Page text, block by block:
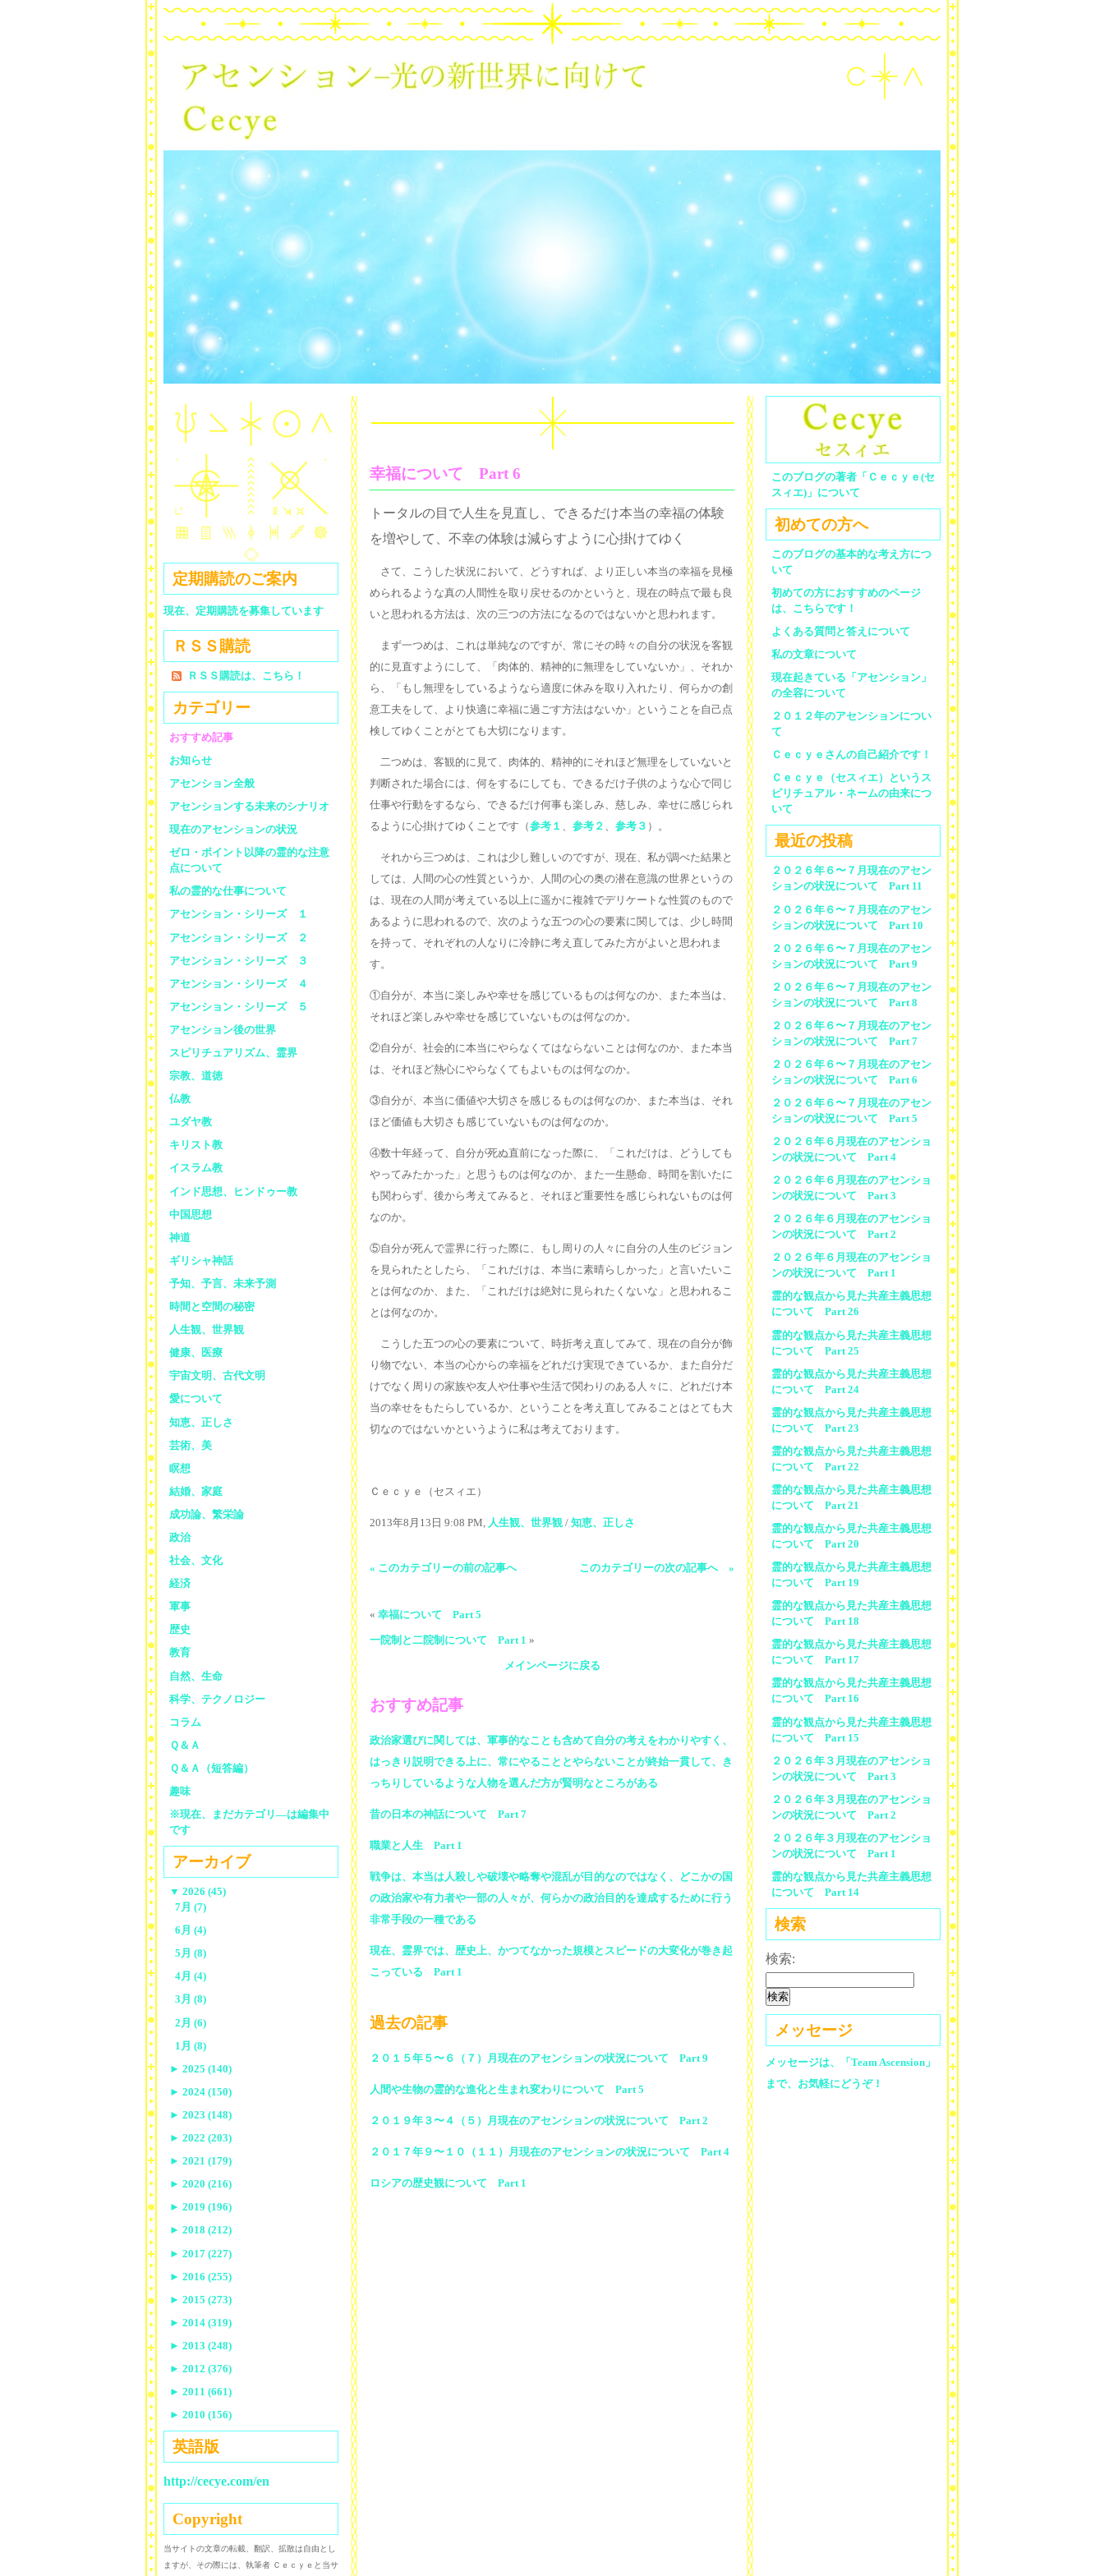
幸福について Part 6
トータルの目で人生を見直し、できるだけ本当の幸福の体験
を増やして、不幸の体験は減らすように心掛けてゆく
さて、こうした状況において、どうすれば、より正しい本当の幸福を見極
められるような真の人間性を取り戻せるのかというと、現在の時点で最も良
いと思われる方法は、次の三つの方法になるのではないかと思われます。
まず一つめは、これは単純なのですが、常にその時々の自分の状況を客観
的に見直すようにして、「肉体的、精神的に無理をしていないか」、それか
ら、「もし無理をしているようなら適度に休みを取り入れたり、何らかの創
意工夫をして、より快適に幸福に過ごす方法はないか」ということを自己点
検してゆくことがとても大切になります。
二つめは、客観的に見て、肉体的、精神的にそれほど無理をしていないと
判断された場合には、何をするにしても、できるだけ子供のような心で同じ
仕事や行動をするなら、できるだけ何事も楽しみ、慈しみ、幸せに感じられ
るように心掛けてゆくことです（参考１ 参考２ 参考３ ）。
それから三つめは、これは少し難しいのですが、現在、私が調べた結果と
しては、人間の心の性質というか、人間の心の奥の潜在意識の世界というの
は、現在の人間が考えている以上に遥かに複雑でデリケートな性質のもので
あるように思われるので、次のような五つの心の要素に関しては、少し時間
を持って、それぞれの人なりに冷静に考え直してみた方がよいと思われま
す。
①自分が、本当に楽しみや幸せを感じているものは何なのか、また本当は、
それほど楽しみや幸せを感じていないものは何なのか。
②自分が、社会的に本当にやらなくてはならないことは何なのか、また本当
は、それほど熱心にやらなくてもよいものは何なのか。
③自分が、本当に価値や大切さを感じるものは何なのか、また本当は、それ
ほど価値も大切さも感じていないものは何なのか。
④数十年経って、自分が死ぬ直前になった際に、「これだけは、どうしても
やってみたかった」と思うものは何なのか、また一生懸命、時間を割いたに
も関わらず、後から考えてみると、それほど重要性を感じられないものは何
なのか。
⑤自分が死んで霊界に行った際に、もし周りの人々に自分の人生のビジョン
を見られたとしたら、「これだけは、本当に素晴らしかった」と言いたいこ
とは何なのか、また、「これだけは絶対に見られたくないな」と思われるこ
とは何なのか。
こうした五つの心の要素について、時折考え直してみて、現在の自分が飾
り物でない、本当の心からの幸福をどれだけ実現できているか、また自分だ
けでなく周りの家族や友人や仕事や生活で関わりのある人々に、どれだけ本
当の幸せをもたらしているか、ということを考え直してみることはとても大
切なのではないかというように私は考えております。
Ｃｅｃｙｅ（セスィエ）
2013年8月13日 9:08 PM, 人生観、世界観 / 知恵、正しさ
« このカテゴリーの前の記事へ このカテゴリーの次の記事へ »
« 幸福について Part 5
一院制と二院制について Part 1 »
メインページに戻る
おすすめ記事
政治家選びに関しては、軍事的なことも含めて自分の考えをわかりやすく、
はっきり説明できる上に、常にやることとやらないことが終始一貫して、き
っちりしているような人物を選んだ方が賢明なところがある
昔の日本の神話について Part 7
職業と人生 Part 1
戦争は、本当は人殺しや破壊や略奪や混乱が目的なのではなく、どこかの国
の政治家や有力者や一部の人々が、何らかの政治目的を達成するために行う
非常手段の一種である
現在、霊界では、歴史上、かつてなかった規模とスピードの大変化が巻き起
こっている Part 1
過去の記事
２０１５年５〜６（７）月現在のアセンションの状況について Part 9
人間や生物の霊的な進化と生まれ変わりについて Part 5
２０１９年３〜４（５）月現在のアセンションの状況について Part 2
２０１７年９〜１０（１１）月現在のアセンションの状況について Part 4
ロシアの歴史観について Part 1
このブログの著者「Ｃｅｃｙｅ(セ
スィエ)」について
初めての方へ
このブログの基本的な考え方につ
いて
初めての方におすすめのページ
は、こちらです！
よくある質問と答えについて
私の文章について
現在起きている「アセンション」
の全容について
２０１２年のアセンションについ
て
Ｃｅｃｙｅさんの自己紹介です！
Ｃｅｃｙｅ（セスィエ）というス
ピリチュアル・ネームの由来につ
いて
最近の投稿
２０２６年６〜７月現在のアセン
ションの状況について Part 11
２０２６年６〜７月現在のアセン
ションの状況について Part 10
２０２６年６〜７月現在のアセン
ションの状況について Part 9
２０２６年６〜７月現在のアセン
ションの状況について Part 8
２０２６年６〜７月現在のアセン
ションの状況について Part 7
２０２６年６〜７月現在のアセン
ションの状況について Part 6
２０２６年６〜７月現在のアセン
ションの状況について Part 5
２０２６年６月現在のアセンショ
ンの状況について Part 4
２０２６年６月現在のアセンショ
ンの状況について Part 3
２０２６年６月現在のアセンショ
ンの状況について Part 2
２０２６年６月現在のアセンショ
ンの状況について Part 1
霊的な観点から見た共産主義思想
について Part 26
霊的な観点から見た共産主義思想
について Part 25
霊的な観点から見た共産主義思想
について Part 24
霊的な観点から見た共産主義思想
について Part 23
霊的な観点から見た共産主義思想
について Part 22
霊的な観点から見た共産主義思想
について Part 21
霊的な観点から見た共産主義思想
について Part 20
霊的な観点から見た共産主義思想
について Part 19
霊的な観点から見た共産主義思想
について Part 18
霊的な観点から見た共産主義思想
について Part 17
霊的な観点から見た共産主義思想
について Part 16
霊的な観点から見た共産主義思想
について Part 15
２０２６年３月現在のアセンショ
ンの状況について Part 3
２０２６年３月現在のアセンショ
ンの状況について Part 2
２０２６年３月現在のアセンショ
ンの状況について Part 1
霊的な観点から見た共産主義思想
について Part 14
検索
検索:
メッセージ
メッセージは、「Team Ascension」
まで、お気軽にどうぞ！
定期購読のご案内
現在、定期購読を募集しています
ＲＳＳ購読
ＲＳＳ購読は、こちら！
カテゴリー
おすすめ記事
お知らせ
アセンション全般
アセンションする未来のシナリオ
現在のアセンションの状況
ゼロ・ポイント以降の霊的な注意
点について
私の霊的な仕事について
アセンション・シリーズ １
アセンション・シリーズ ２
アセンション・シリーズ ３
アセンション・シリーズ ４
アセンション・シリーズ ５
アセンション後の世界
スピリチュアリズム、霊界
宗教、道徳
仏教
ユダヤ教
キリスト教
イスラム教
インド思想、ヒンドゥー教
中国思想
神道
ギリシャ神話
予知、予言、未来予測
時間と空間の秘密
人生観、世界観
健康、医療
宇宙文明、古代文明
愛について
知恵、正しさ
芸術、美
瞑想
結婚、家庭
成功論、繁栄論
政治
社会、文化
経済
軍事
歴史
教育
自然、生命
科学、テクノロジー
コラム
Ｑ＆Ａ
Ｑ＆Ａ（短答編）
趣味
※現在、まだカテゴリ—は編集中
です
アーカイブ
▼ 2026 (45)
7月 (7)
6月 (4)
5月 (8)
4月 (4)
3月 (8)
2月 (6)
1月 (8)
► 2025 (140)
► 2024 (150)
► 2023 (148)
► 2022 (203)
► 2021 (179)
► 2020 (216)
► 2019 (196)
► 2018 (212)
► 2017 (227)
► 2016 (255)
► 2015 (273)
► 2014 (319)
► 2013 (248)
► 2012 (376)
► 2011 (661)
► 2010 (156)
英語版
http://cecye.com/en
Copyright
当サイトの文章の転載、翻訳、拡散は自由とし
ますが、その際には、執筆者 Ｃｅｃｙｅと当サ